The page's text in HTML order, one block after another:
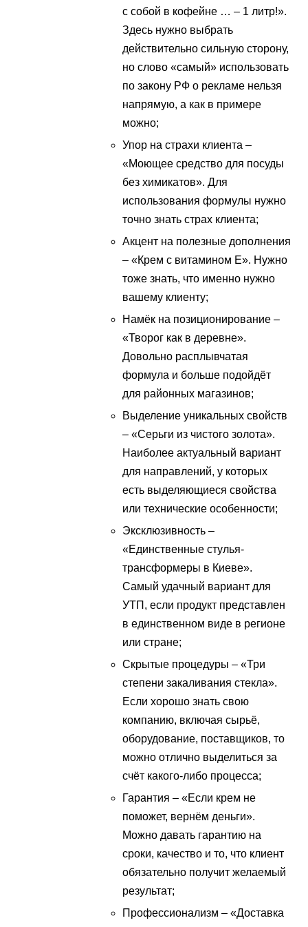
с собой в кофейне … – 1 литр!».
Здесь нужно выбрать
действительно сильную сторону,
но слово «самый» использовать
по закону РФ о рекламе нельзя
напрямую, а как в примере
можно;
Упор на страхи клиента –
«Моющее средство для посуды
без химикатов». Для
использования формулы нужно
точно знать страх клиента;
Акцент на полезные дополнения
– «Крем с витамином Е». Нужно
тоже знать, что именно нужно
вашему клиенту;
Намёк на позиционирование –
«Творог как в деревне».
Довольно расплывчатая
формула и больше подойдёт
для районных магазинов;
Выделение уникальных свойств
– «Серьги из чистого золота».
Наиболее актуальный вариант
для направлений, у которых
есть выделяющиеся свойства
или технические особенности;
Эксклюзивность –
«Единственные стулья-
трансформеры в Киеве».
Самый удачный вариант для
УТП, если продукт представлен
в единственном виде в регионе
или стране;
Скрытые процедуры – «Три
степени закаливания стекла».
Если хорошо знать свою
компанию, включая сырьё,
оборудование, поставщиков, то
можно отлично выделиться за
счёт какого-либо процесса;
Гарантия – «Если крем не
поможет, вернём деньги».
Можно давать гарантию на
сроки, качество и то, что клиент
обязательно получит желаемый
результат;
Профессионализм – «Доставка